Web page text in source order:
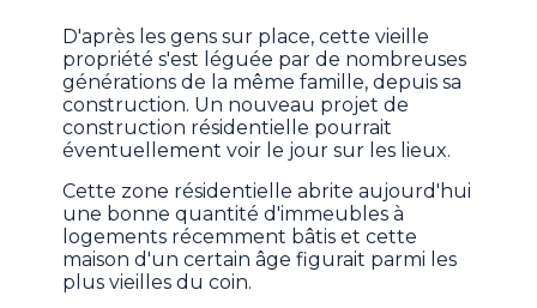
D'après les gens sur place, cette vieille
propriété s'est léguée par de nombreuses
générations de la même famille, depuis sa
construction. Un nouveau projet de
construction résidentielle pourrait
éventuellement voir le jour sur les lieux.
Cette zone résidentielle abrite aujourd'hui
une bonne quantité d'immeubles à
logements récemment bâtis et cette
maison d'un certain âge figurait parmi les
plus vieilles du coin.